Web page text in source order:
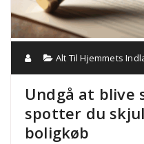
Alt Til Hjemmets
Undgå at blive
spotter du
boligkøb